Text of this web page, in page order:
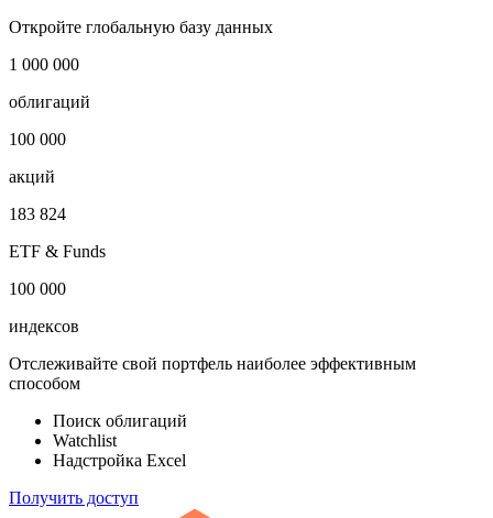
Откройте глобальную базу данных
1 000 000
облигаций
100 000
акций
183 824
ETF & Funds
100 000
индексов
Отслеживайте свой портфель наиболее эффективным
способом
Поиск облигаций
Watchlist
Надстройка Excel
Получить доступ